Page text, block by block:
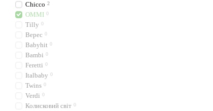
Chicco 2
OMMI 0
Tilly 0
Верес 0
Babyhit 0
Bambi 0
Feretti 0
Italbaby 0
Twins 0
Verdi 0
Колисковий свiт 0